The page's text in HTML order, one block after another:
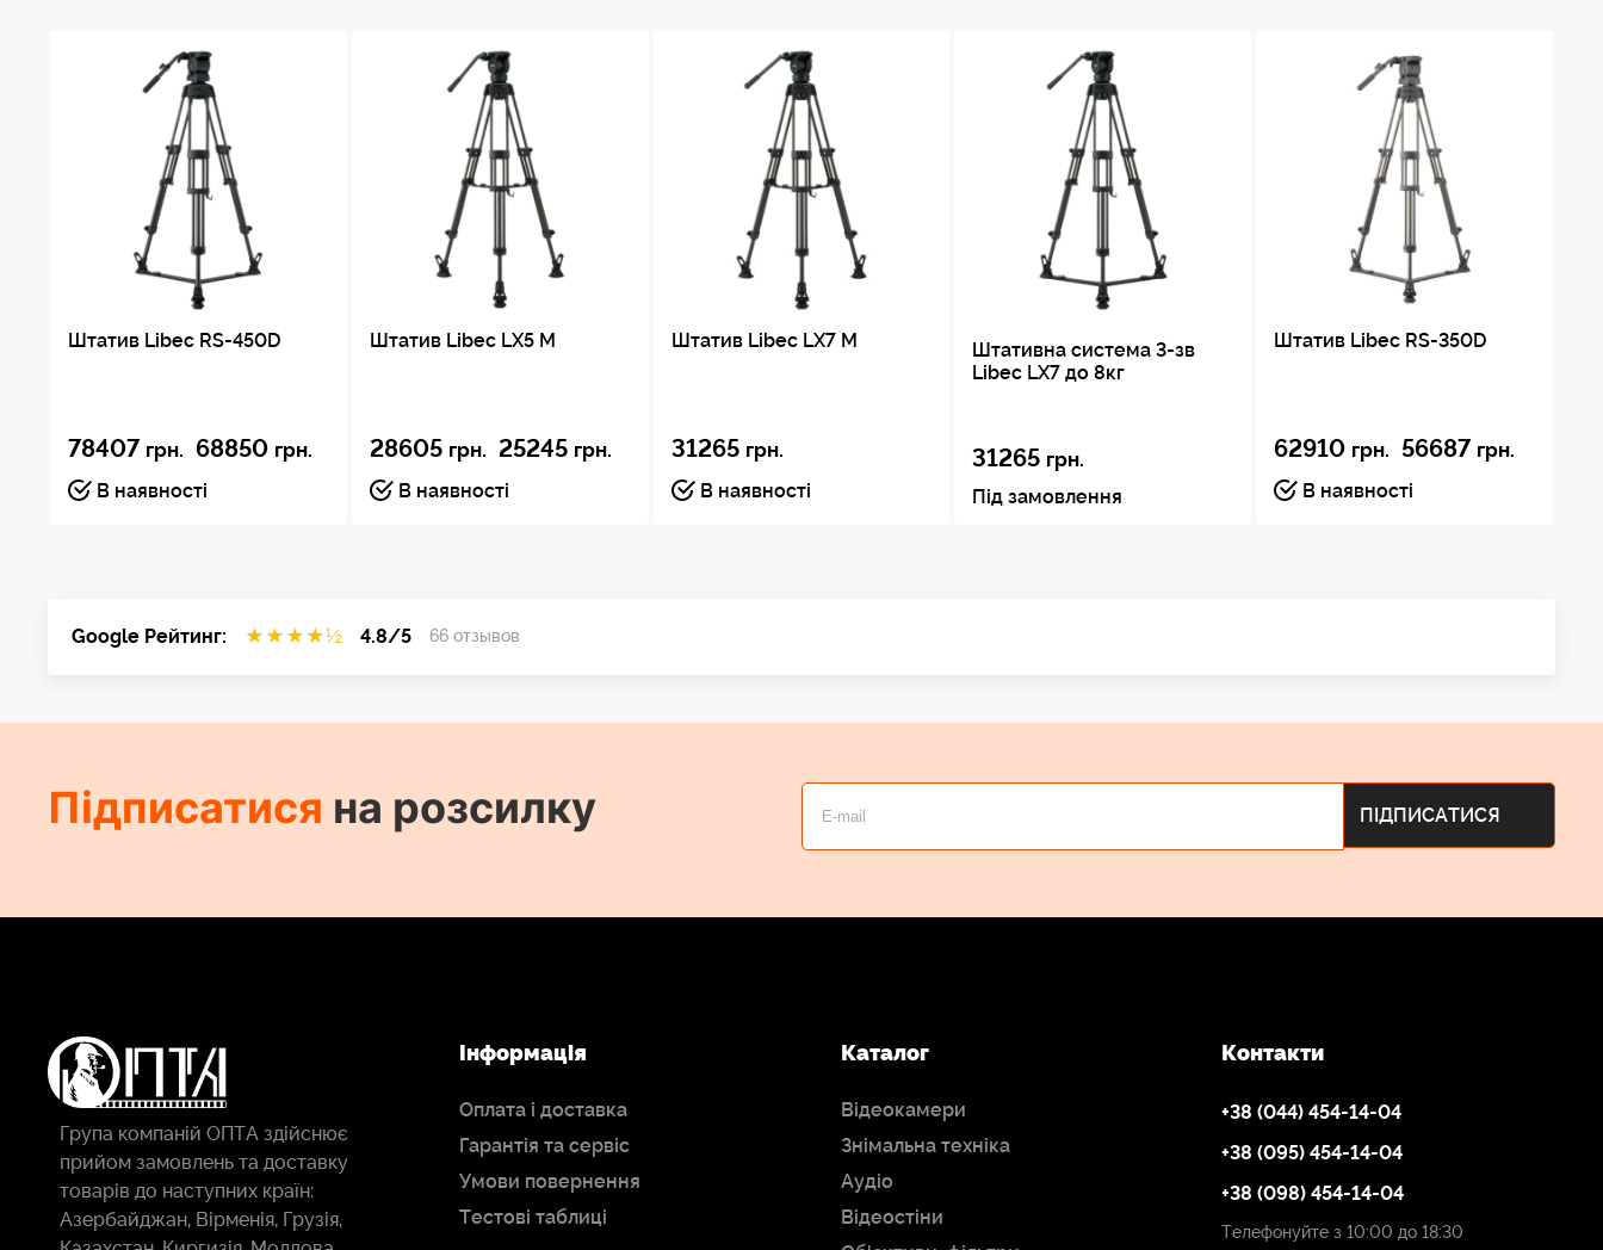
Вантажопідйомність 45 кг
Колеса 100 мм з індивідуальними гальмами
Діаметр робочої бази 90 сантиметрів
Складається для транспортування
Вбудована ручка для перенесення
Штатив Libec RS-450D
78407 грн. 68850 грн.
В наявності
Штатив Libec LX5 M
28605 грн. 25245 грн.
В наявності
Штатив Libec LX7 M
31265 грн.
В наявності
Штативна система 3-зв
Libec LX7 до 8кг
31265 грн.
Під замовлення
Штатив Libec RS-350D
62910 грн. 56687 грн.
В наявності
Google Рейтинг: ★ ★ ★ ★½ 4.8/5 66 отзывов
Підписатися на розсилку
Група компаній ОПТА здійснює
прийом замовлень та доставку
товарів до наступних країн:
Азербайджан, Вірменія, Грузія,
Інформація
Оплата і доставка
Гарантія та сервіс
Умови повернення
Тестові таблиці
Каталог
Відеокамери
Знімальна техніка
Аудіо
Відеостіни
Контакти
+38 (044) 454-14-04
+38 (095) 454-14-04
+38 (098) 454-14-04
Телефонуйте з 10:00 до 18:30